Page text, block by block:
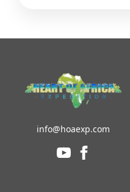
info@hoaexp.com